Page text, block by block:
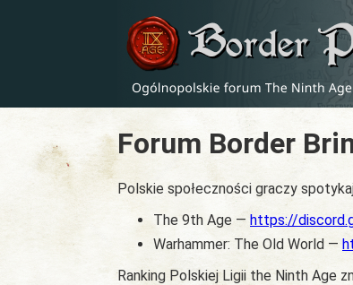
Forum Border
Polskie społeczności graczy
The 9th Age — https://
Warhammer: The Old World —
Ranking Polskiej Ligii the Ninth Age